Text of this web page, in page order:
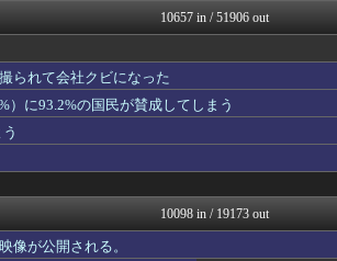
鬼女まとめ速報 -修羅場・...
金融機関...
衝撃体験！アンビリバボー｜...
山本太郎...
まとめたニュース
まとめロッテ！
なんJ PRIDE
まさか...
まとめCUP
で獲得...
ドメサカブログ
理想ちゃんねる
・・
NEWSまとめもりー｜2c...
10657 in / 51906 out
られて会社クビになった
に93.2%の国民が賛成してしまう
10098 in / 19173 out
像が公開される。